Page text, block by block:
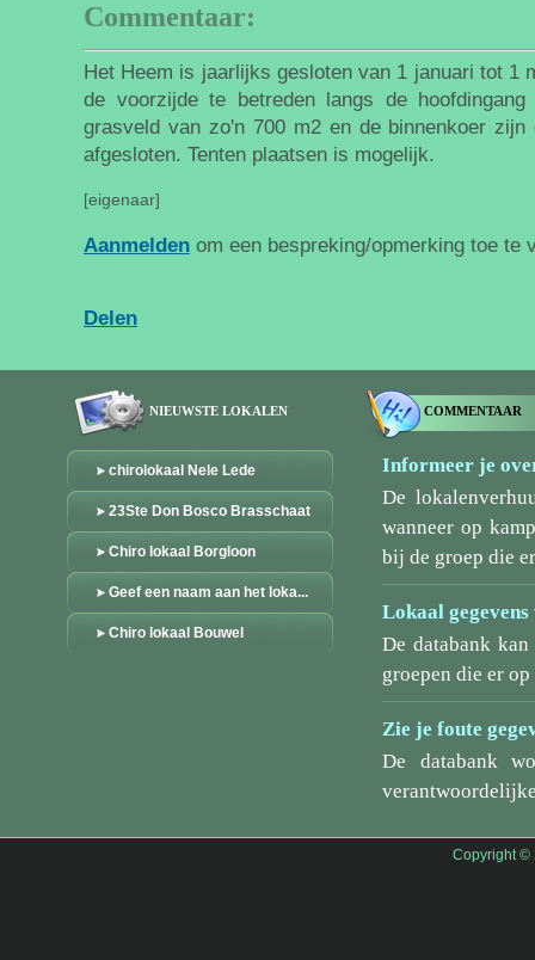
Commentaar:
Het Heem is jaarlijks gesloten van 1 januari tot 1
de voorzijde te betreden langs de
grasveld van zo'n 700 m2 en de binnenkoer zijn
afgesloten. Tenten plaatsen is mogelijk.
[eigenaar]
Aanmelden om een bespreking/opmerking toe te
Delen
NIEUWSTE LOKALEN
chirolokaal Nele Lede
23Ste Don Bosco Brasschaat
Chiro lokaal Borgloon
Geef een naam aan het loka...
Chiro lokaal Bouwel
COMMENTAAR
Informeer je
De
wanneer op
bij de groep die
Lokaal
De databank
groepen die er
Zie je foute
De databank
Copyright ©